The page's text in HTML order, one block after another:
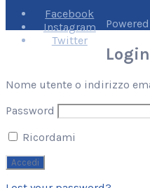
Facebook
Instagram
Twitter
Login
Nome utente o indirizzo
Password
Ricordami